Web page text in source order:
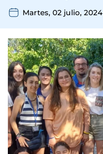
Martes, 02 julio, 2024